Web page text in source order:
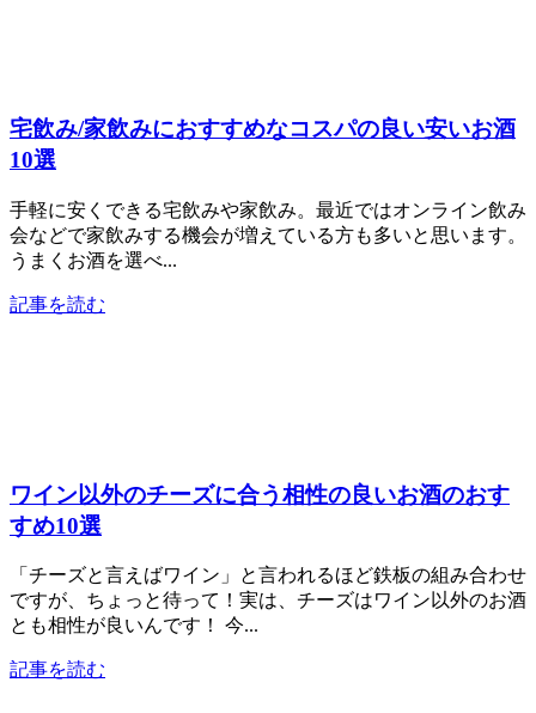
宅飲み/家飲みにおすすめなコスパの良い安いお酒
10選
手軽に安くできる宅飲みや家飲み。最近ではオンライン飲み
会などで家飲みする機会が増えている方も多いと思います。
うまくお酒を選べ...
記事を読む
ワイン以外のチーズに合う相性の良いお酒のおす
すめ10選
「チーズと言えばワイン」と言われるほど鉄板の組み合わせ
ですが、ちょっと待って！実は、チーズはワイン以外のお酒
とも相性が良いんです！ 今...
記事を読む